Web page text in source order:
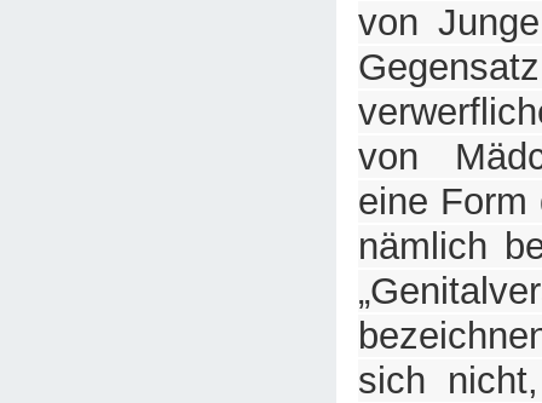
von
von
eine Form
nämlich
sich